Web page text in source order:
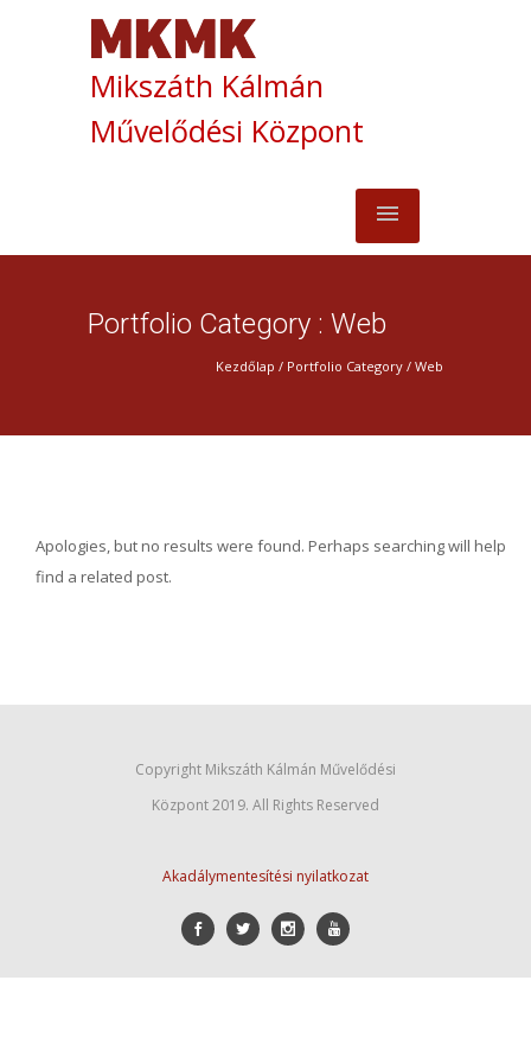
Mikszáth Kálmán
Művelődési Központ
Portfolio Category : Web
Kezdőlap / Portfolio Category / Web
Apologies, but no results were found. Perhaps searching will help
find a related post.
Copyright Mikszáth Kálmán Művelődési
Központ 2019. All Rights Reserved
Akadálymentesítési nyilatkozat